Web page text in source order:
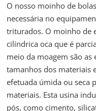
O nosso moinho de
necessária no
triturados. O moinho de
cilíndrica oca que é
meio da moagem são
tamanhos dos materiais
efetuada úmida ou seca
materiais. Esta usina
pós, como cimento,